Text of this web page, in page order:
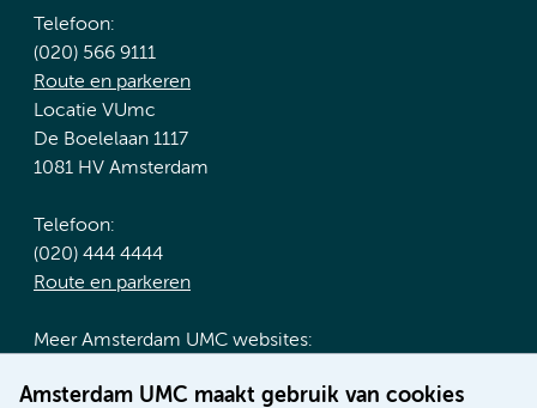
Amsterdam UMC maakt gebruik van cookies
Telefoon:
(020) 566 9111
Route en parkeren
Locatie VUmc
De Boelelaan 1117
1081 HV Amsterdam
Telefoon:
(020) 444 4444
Route en parkeren
Meer Amsterdam UMC websites:
Werken bij Amsterdam UMC